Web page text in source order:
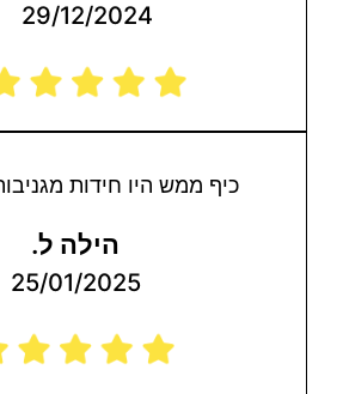
29/12/2024
כיף ממש היו חידות
הילה ל.
25/01/2025